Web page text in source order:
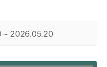
~ 2026.05.20